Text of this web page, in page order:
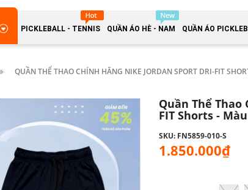
PICKLEBALL - TENNIS QUẦN ÁO HÈ - NAM QUẦN ÁO
QUẦN THỂ THAO CHÍNH HÃNG NIKE JORDAN SPORT DRI-FIT
Quần Thể
FIT Shorts -
SKU: FN5859-010-S
1.850.000₫